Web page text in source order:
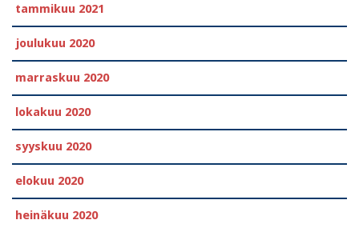
tammikuu 2021
joulukuu 2020
marraskuu 2020
lokakuu 2020
syyskuu 2020
elokuu 2020
heinäkuu 2020